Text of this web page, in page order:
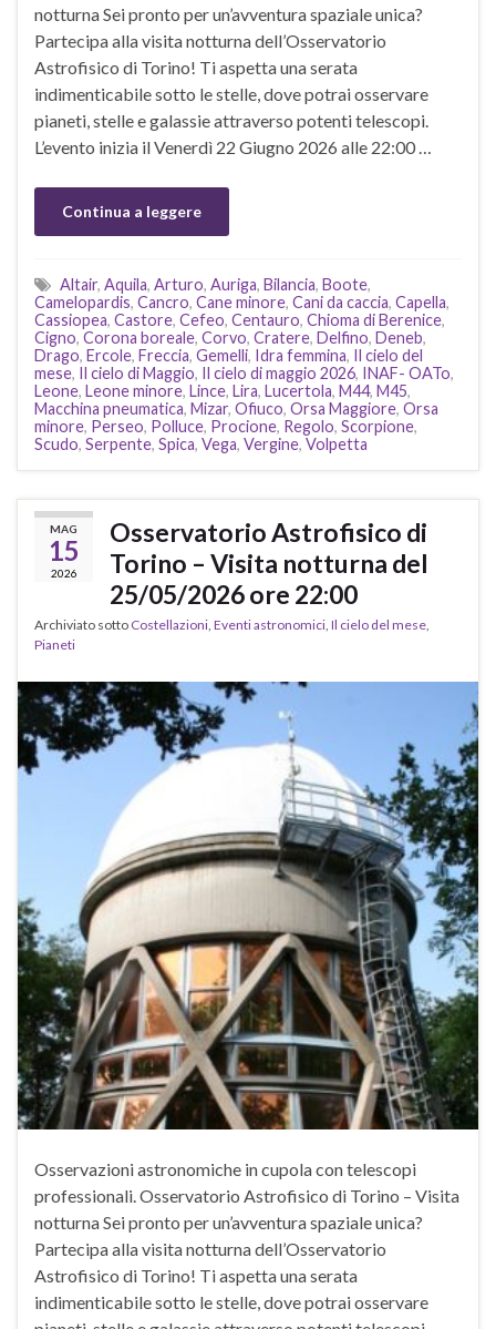
notturna Sei pronto per un’avventura spaziale unica?
Partecipa alla visita notturna dell’Osservatorio
Astrofisico di Torino! Ti aspetta una serata
indimenticabile sotto le stelle, dove potrai osservare
pianeti, stelle e galassie attraverso potenti telescopi.
L’evento inizia il Venerdì 22 Giugno 2026 alle 22:00 …
Continua a leggere
Altair, Aquila, Arturo, Auriga, Bilancia, Boote,
Camelopardis, Cancro, Cane minore, Cani da caccia, Capella,
Cassiopea, Castore, Cefeo, Centauro, Chioma di Berenice,
Cigno, Corona boreale, Corvo, Cratere, Delfino, Deneb,
Drago, Ercole, Freccia, Gemelli, Idra femmina,
Il cielo del
mese, Il cielo di Maggio, Il cielo di maggio 2026, INAF- OATo,
Leone, Leone minore, Lince, Lira, Lucertola, M44, M45,
Macchina pneumatica, Mizar, Ofiuco, Orsa Maggiore, Orsa
minore, Perseo, Polluce, Procione, Regolo, Scorpione,
Scudo, Serpente, Spica, Vega, Vergine, Volpetta
MAG
15
2026
Osservatorio Astrofisico di
Torino – Visita notturna del
25/05/2026 ore 22:00
Archiviato sotto Costellazioni, Eventi astronomici, Il cielo del mese,
Pianeti
Osservazioni astronomiche in cupola con telescopi
professionali. Osservatorio Astrofisico di Torino – Visita
notturna Sei pronto per un’avventura spaziale unica?
Partecipa alla visita notturna dell’Osservatorio
Astrofisico di Torino! Ti aspetta una serata
indimenticabile sotto le stelle, dove potrai osservare